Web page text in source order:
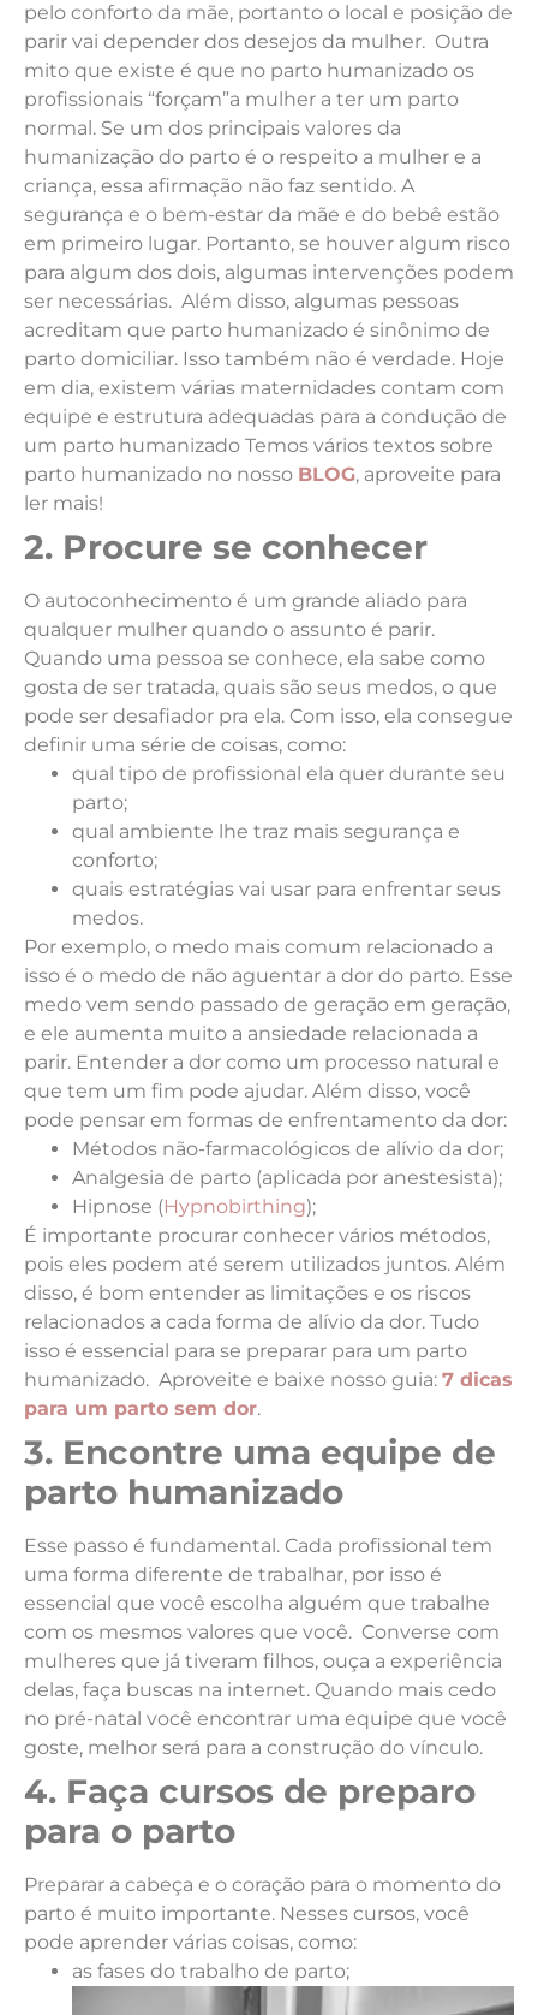
pelo conforto da mãe, portanto o local e posição de
parir vai depender dos desejos da mulher. Outra
mito que existe é que no parto humanizado os
profissionais “forçam”a mulher a ter um parto
normal. Se um dos principais valores da
humanização do parto é o respeito a mulher e a
criança, essa afirmação não faz sentido. A
segurança e o bem-estar da mãe e do bebê estão
em primeiro lugar. Portanto, se houver algum risco
para algum dos dois, algumas intervenções podem
ser necessárias. Além disso, algumas pessoas
acreditam que parto humanizado é sinônimo de
parto domiciliar. Isso também não é verdade. Hoje
em dia, existem várias maternidades contam com
equipe e estrutura adequadas para a condução de
um parto humanizado Temos vários textos sobre
parto humanizado no nosso BLOG, aproveite para
ler mais!
2. Procure se conhecer
O autoconhecimento é um grande aliado para
qualquer mulher quando o assunto é parir.
Quando uma pessoa se conhece, ela sabe como
gosta de ser tratada, quais são seus medos, o que
pode ser desafiador pra ela. Com isso, ela consegue
definir uma série de coisas, como:
qual tipo de profissional ela quer durante seu
parto;
qual ambiente lhe traz mais segurança e
conforto;
quais estratégias vai usar para enfrentar seus
medos.
Por exemplo, o medo mais comum relacionado a
isso é o medo de não aguentar a dor do parto. Esse
medo vem sendo passado de geração em geração,
e ele aumenta muito a ansiedade relacionada a
parir. Entender a dor como um processo natural e
que tem um fim pode ajudar. Além disso, você
pode pensar em formas de enfrentamento da dor:
Métodos não-farmacológicos de alívio da dor;
Analgesia de parto (aplicada por anestesista);
Hipnose (Hypnobirthing);
É importante procurar conhecer vários métodos,
pois eles podem até serem utilizados juntos. Além
disso, é bom entender as limitações e os riscos
relacionados a cada forma de alívio da dor. Tudo
isso é essencial para se preparar para um parto
humanizado. Aproveite e baixe nosso guia: 7 dicas
para um parto sem dor.
3. Encontre uma equipe de
parto humanizado
Esse passo é fundamental. Cada profissional tem
uma forma diferente de trabalhar, por isso é
essencial que você escolha alguém que trabalhe
com os mesmos valores que você. Converse com
mulheres que já tiveram filhos, ouça a experiência
delas, faça buscas na internet. Quando mais cedo
no pré-natal você encontrar uma equipe que você
goste, melhor será para a construção do vínculo.
4. Faça cursos de preparo
para o parto
Preparar a cabeça e o coração para o momento do
parto é muito importante. Nesses cursos, você
pode aprender várias coisas, como:
as fases do trabalho de parto;